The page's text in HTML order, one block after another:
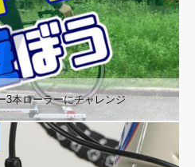
3本ローラーにチャレンジ